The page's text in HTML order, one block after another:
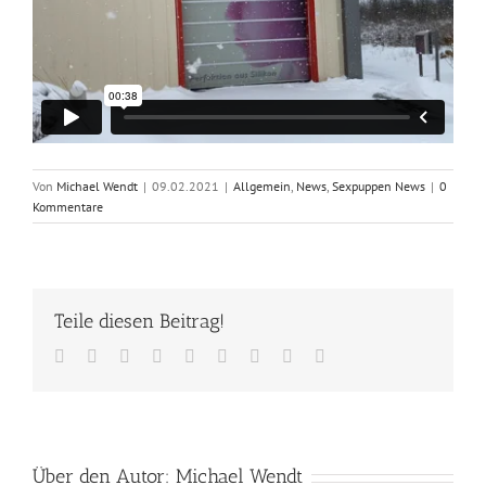
Von Michael Wendt | 09.02.2021 | Allgemein, News, Sexpuppen News | 0
Kommentare
Teile diesen Beitrag!
Facebook
TwitterReddit LinkedInWhatsApp
TumblrPinterest
Über den Autor: Michael Wendt